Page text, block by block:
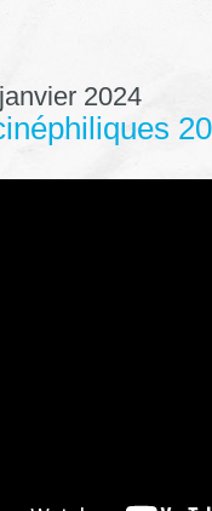
2024